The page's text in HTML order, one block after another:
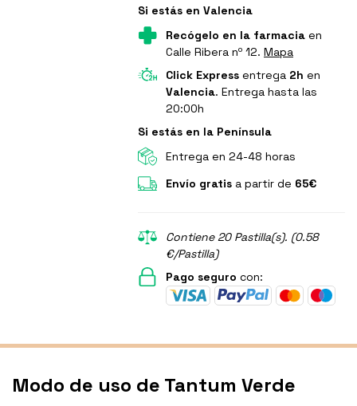
Si estás en Valencia
Recógelo en la farmacia en
Calle Ribera nº 12. Mapa
Click Express entrega 2h en
Valencia. Entrega hasta las
20:00h
Si estás en la Península
Entrega en 24-48 horas
Envío gratis a partir de 65€
Contiene 20 Pastilla(s). (0.58
€/Pastilla)
Pago seguro con:
Modo de uso de Tantum Verde